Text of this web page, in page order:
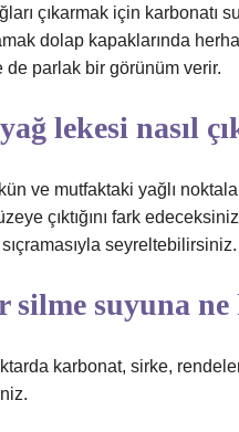
çıkarmak için karbonatı
dolap kapaklarında
parlak bir görünüm verir.
lekesi nasıl
ve mutfaktaki yağlı
çıktığını fark
seyreltebilirsiniz.
suyuna ne
karbonat, sirke,